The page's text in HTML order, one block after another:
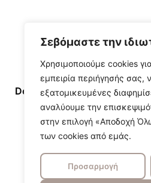
Σεβόμαστε την
Χρησιμοποιούμε cookies
εμπειρία περιήγησής σας,
εξατομικευμένες
αναλύουμε την
στην επιλογή «Αποδοχή
των cookies από εμάς.
Προσαρμογή
Designer/Brand